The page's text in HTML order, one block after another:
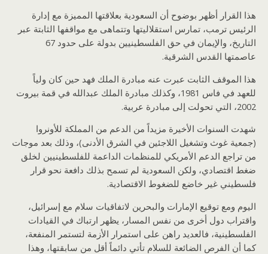
هذا القرار أظهر بوضوح أن السعودية بعلاقتها المميزة مع إدارة
الرئيس ترمب، تمارس استقلاليتها وتتماهى مع مواقفها الثابتة عبر
التاريخ، والإيمان في حق الفلسطينيين بدولة على حدود 67
عاصمتها القدس الشرقية.
هذا الموقف الثابت عبرت عنه مبادرة الملك فهد حين كان ولياً
للعهد في فاس 1981، وكذلك مبادرة الملك عبدالله في قمة بيروت
2002، التي تحولت إلى مبادرة عربية.
شهدت السنوات الأخيرة مزيداً من الدعم من المملكة للأونروا
(جمعية غوث وتشغيل اللاجئين في الشرق الأدنى)، وذلك بعد موجات
من تراجع الدعم الأمريكي للمنظمات الداعمة للفلسطينيين لخلق
ضغط اقتصادي، ولكن السعودية لم تسمح بذلك دافعة نحو قرار
فلسطيني غير خاضع للضغوط الاقتصادية.
اليوم ومع توقيع الإمارات والبحرين لاتفاقيات سلام مع إسرائيل،
واقتراب دول أخرى من نفس المسار، يظهر ارتباك في القيادات
الفلسطينية، فالعديد راهن على استمرار الأزمة لتستمر المنفعة،
كما أن الفرص الضائعة للسلام تأتي دائماً أقل من سابقتها، وهذا